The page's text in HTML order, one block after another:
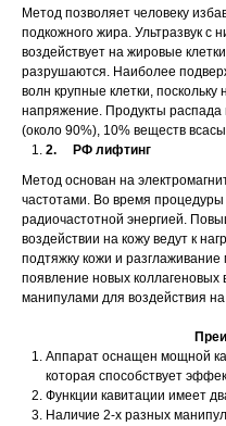
Метод позволяет человеку
подкожного жира. Ультразвук с
воздействует на жировые
разрушаются. Наиболее
волн крупные клетки,
напряжение. Продукты распада
(около 90%), 10% веществ
2. РФ лифтинг
Метод основан на
частотами. Во время
радиочастотной энергией.
воздействии на кожу ведут к
подтяжку кожи и
появление новых
манипулами для воздействия
Аппарат оснащен мощной
которая способствует
Функции кавитации имеет
Наличие 2-х разных